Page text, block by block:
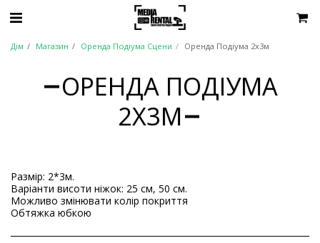
Дім Магазин Оренда Подіума Сцени Оренда Подіума 2х3м
ОРЕНДА ПОДІУМА
2Х3М
Размір: 2*3м.
Варіанти висоти ніжок: 25 см, 50 см.
Можливо змінювати колір покриття
Обтяжка юбкою